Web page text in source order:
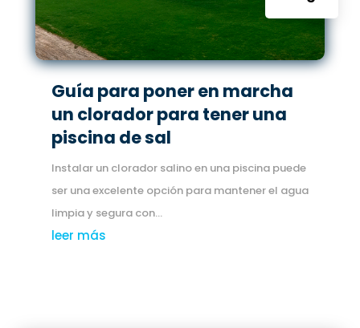
Guía para poner en marcha
un clorador para tener una
piscina de sal
Instalar un clorador salino en una piscina puede
ser una excelente opción para mantener el agua
limpia y segura con...
leer más